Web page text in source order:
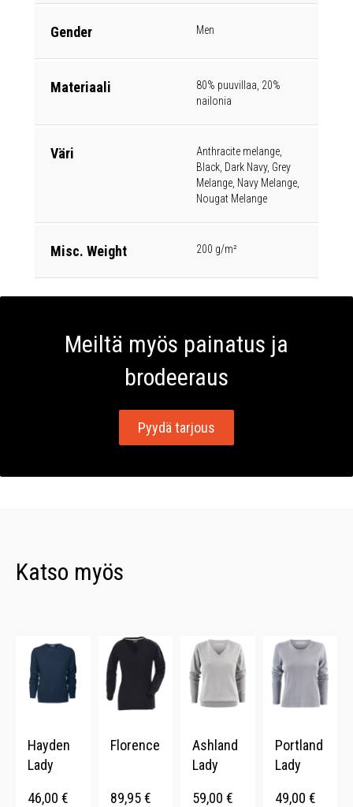
Gender Men
Materiaali
80% puuvillaa, 20%
nailonia
Väri
Anthracite melange,
Black, Dark Navy, Grey
Melange, Navy Melange,
Nougat Melange
Misc. Weight 200 g/m²
Meiltä myös painatus ja
brodeeraus
Pyydä tarjous
Katso myös
Hayden
Lady
46,00 €
Florence
89,95€
Ashland
Lady
59,00 €
Portland
Lady
49,00 €